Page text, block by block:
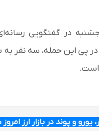
در گفتگویی
در پی این حمله، سه نفر
است.
و پوند در بازار ارز امروز شنبه